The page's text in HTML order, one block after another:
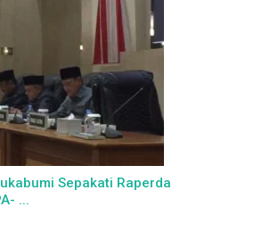
Sepakati Raperda
...